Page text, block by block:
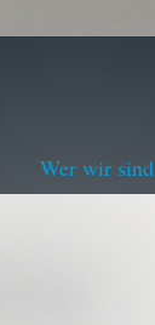
Wer wir sind